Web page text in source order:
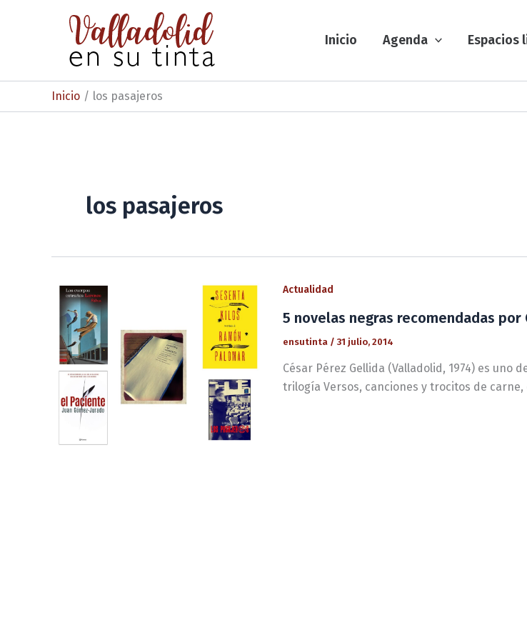
Inicio Agenda Espacios
Inicio los pasajeros
los pasajeros
Actualidad
5 novelas negras recomendadas por
ensutinta / 31 julio, 2014
César Pérez Gellida (Valladolid, 1974) es uno
trilogía Versos, canciones y trocitos de